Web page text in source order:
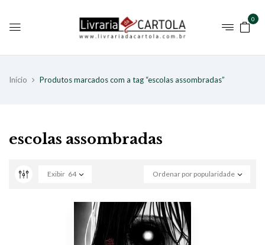
0
Início Produtos marcados com a tag “escolas assombradas”
escolas assombradas
Ordenar por popularidade
Exibir 64